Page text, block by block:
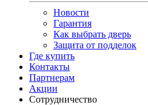
Новости
Гарантия
Как выбрать дверь
Защита от подделок
Где купить
Контакты
Партнерам
Акции
Сотрудничество